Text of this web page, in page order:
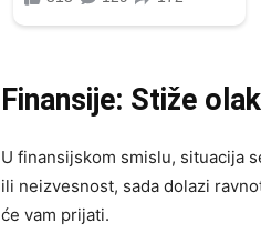
Finansije: Stiže
U finansijskom smislu, situacija
ili neizvesnost, sada dolazi
će vam prijati.